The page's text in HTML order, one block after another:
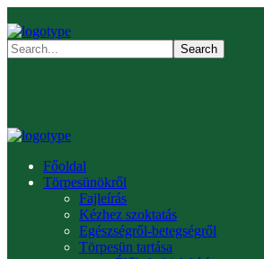
Főoldal
Törpesünökről
Fajleírás
Kézhez szoktatás
Egészségről-betegségről
Törpesün tartása